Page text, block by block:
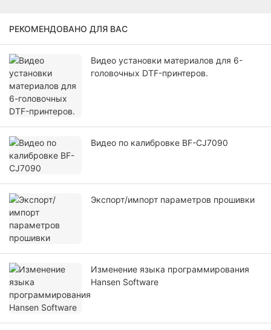
РЕКОМЕНДОВАНО ДЛЯ ВАС
Видео установки материалов для 6-
головочных DTF-принтеров.
Видео по калибровке BF-CJ7090
Экспорт/импорт параметров прошивки
Изменение языка программирования
Hansen Software